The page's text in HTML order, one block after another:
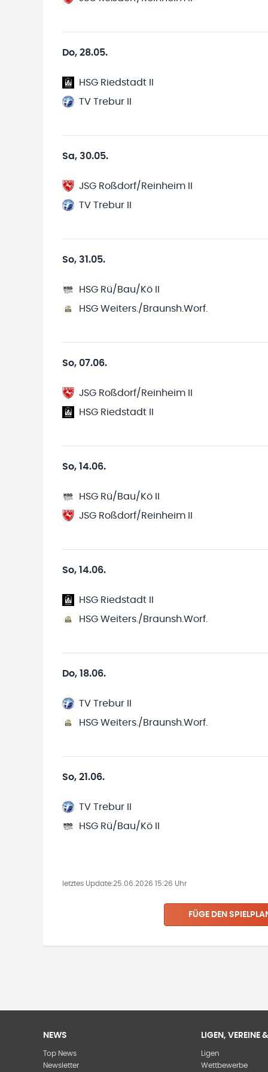
Do, 28.05.
HSG Riedstadt II
TV Trebur II
Sa, 30.05.
JSG Roßdorf/Reinheim II
TV Trebur II
So, 31.05.
HSG Rü/Bau/Kö II
HSG Weiters./Braunsh.Worf.
So, 07.06.
JSG Roßdorf/Reinheim II
HSG Riedstadt II
So, 14.06.
HSG Rü/Bau/Kö II
JSG Roßdorf/Reinheim II
So, 14.06.
HSG Riedstadt II
HSG Weiters./Braunsh.Worf.
Do, 18.06.
TV Trebur II
HSG Weiters./Braunsh.Worf.
So, 21.06.
TV Trebur II
HSG Rü/Bau/Kö II
letztes Update:25.06.2026 15:26 Uhr
FÜGE DEN
NEWS
Top News
Newsletter
LIGEN, VEREINE
Ligen
Wettbewerbe